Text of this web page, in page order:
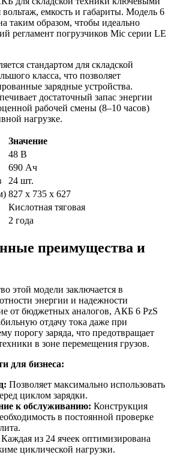
емкость и габариты. Модель 6
таким образом, чтобы идеально
регламент погрузчиков Mic серии LE
стандартом для складской
класса, что позволяет
зарядные устройства.
достаточный запас энергии
рабочей смены (8–10 часов)
нагрузке.
Значение
48 В
690 Ач
24 шт.
827 x 735 x 627
Кислотная тяговая
2 года
преимущества и
этой модели заключается в
энергии и надежности
от бюджетных аналогов, АКБ 6 PzS
отдачу тока даже при
порогу заряда, что предотвращает
в зоне перемещения грузов.
для бизнеса:
Позволяет максимально использовать
циклом зарядки.
к обслуживанию: Конструкция
в постоянной проверке
Каждая из 24 ячеек оптимизирована
циклической нагрузки.